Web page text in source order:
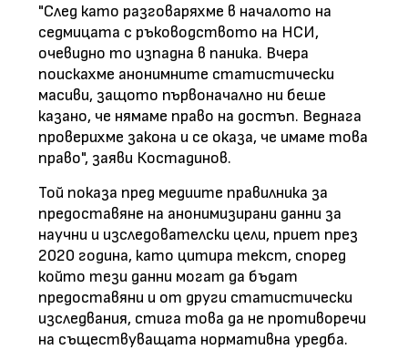
"След като разговаряхме в началото на
седмицата с ръководството на НСИ,
очевидно то изпадна в паника. Вчера
поискахме анонимните статистически
масиви, защото първоначално ни беше
казано, че нямаме право на достъп. Веднага
проверихме закона и се оказа, че имаме това
право", заяви Костадинов.
Той показа пред медиите правилника за
предоставяне на анонимизирани данни за
научни и изследователски цели, приет през
2020 година, като цитира текст, според
който тези данни могат да бъдат
предоставяни и от други статистически
изследвания, стига това да не противоречи
на съществуващата нормативна уредба.